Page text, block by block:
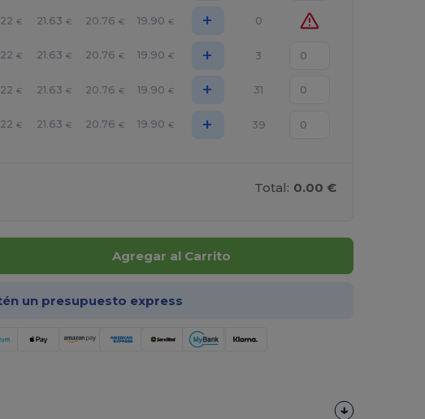
€ 21.63 € 20.76 € 19.90 € + 0
€ 21.63 € 20.76 € 19.90 € + 3
€ 21.63 € 20.76 € 19.90 € + 31
€ 21.63 € 20.76 € 19.90 € + 39
Total: 0.00 €
Agregar al Carrito
un presupuesto express